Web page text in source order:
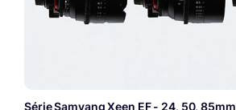
Série Samyang Xeen EF - 24, 50, 85mm